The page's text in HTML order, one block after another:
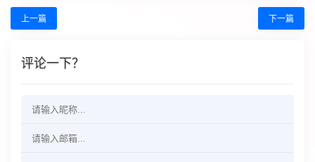
上一篇 下一篇
评论一下？